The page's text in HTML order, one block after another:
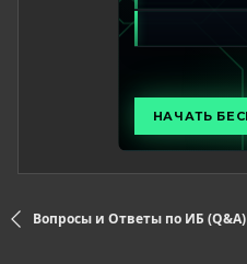
Вопросы и Ответы по ИБ (Q&A)